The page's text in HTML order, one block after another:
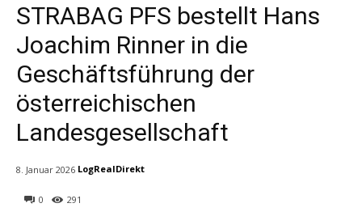
STRABAG PFS bestellt Hans
Joachim Rinner in die
Geschäftsführung der
österreichischen
Landesgesellschaft
0 291
8. Januar 2026 LogRealDirekt